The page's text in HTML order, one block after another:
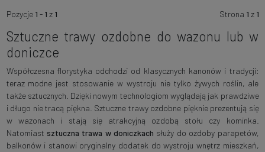
Pozycje 1 - 1 z 1 Strona 1 z 1
Sztuczne trawy ozdobne do wazonu lub w
doniczce
Współczesna florystyka odchodzi od klasycznych kanonów i tradycji:
teraz modne jest stosowanie w wystroju nie tylko żywych roślin, ale
także sztucznych. Dzięki nowym technologiom wyglądają jak prawdziwe
i długo nie tracą piękna. Sztuczne trawy ozdobne pięknie prezentują się
w wazonach i stają się atrakcyjną ozdobą stołu czy kominka.
Natomiast sztuczna trawa w doniczkach służy do ozdoby parapetów,
balkonów i stanowi oryginalny dodatek do wystroju wnętrz mieszkań,